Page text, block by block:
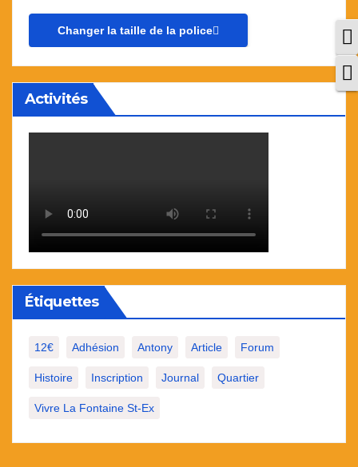
Changer la taille de la police
Activités
Étiquettes
12€ Adhésion Antony Article Forum
Histoire Inscription Journal Quartier
Vivre La Fontaine St-Ex